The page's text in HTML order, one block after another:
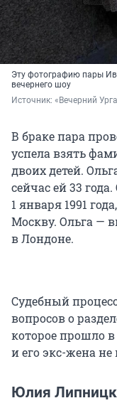
Эту фотографию пары
вечернего шоу
Источник: «Вечерний
В браке пара
успела взять
двоих детей.
сейчас ей 33
1 января 1991
Москву. Ольга —
в Лондоне.
Судебный
вопросов о
которое прошло
и его экс-жена
Юлия